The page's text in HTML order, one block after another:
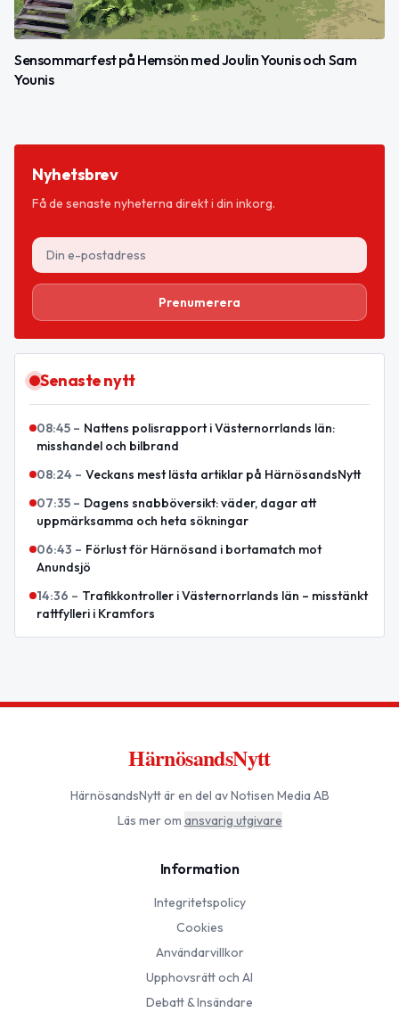
Sensommarfest på Hemsön med Joulin Younis och Sam
Younis
Nyhetsbrev
Få de senaste nyheterna direkt i din inkorg.
Prenumerera
Senaste nytt
08:45 – Nattens polisrapport i Västernorrlands län:
misshandel och bilbrand
08:24 – Veckans mest lästa artiklar på HärnösandsNytt
07:35 – Dagens snabböversikt: väder, dagar att
uppmärksamma och heta sökningar
06:43 – Förlust för Härnösand i bortamatch mot
Anundsjö
14:36 – Trafikkontroller i Västernorrlands län – misstänkt
rattfylleri i Kramfors
HärnösandsNytt
HärnösandsNyttär en del av Notisen Media AB
Läs mer om ansvarig utgivare
Information
Integritetspolicy
Cookies
Användarvillkor
Upphovsrätt och AI
Debatt & Insändare